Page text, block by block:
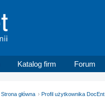
Katalog firm Forum
Strona główna Profil użytkownika DocEnt